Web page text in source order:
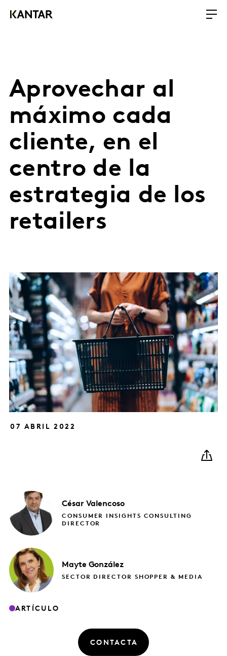
Aprovechar al
máximo cada
cliente, en el
centro de la
estrategia de los
retailers
07 ABRIL 2022
César Valencoso
CONSUMER INSIGHTS CONSULTING
DIRECTOR
Mayte González
SECTOR DIRECTOR SHOPPER & MEDIA
ARTÍCULO
CONTACTA